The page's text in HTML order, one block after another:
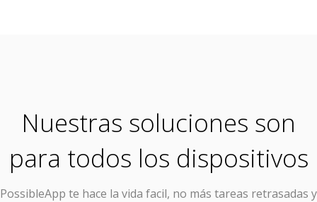
Nuestras soluciones son
para todos los dispositivos
PossibleApp te hace la vida facil, no más tareas retrasadas y